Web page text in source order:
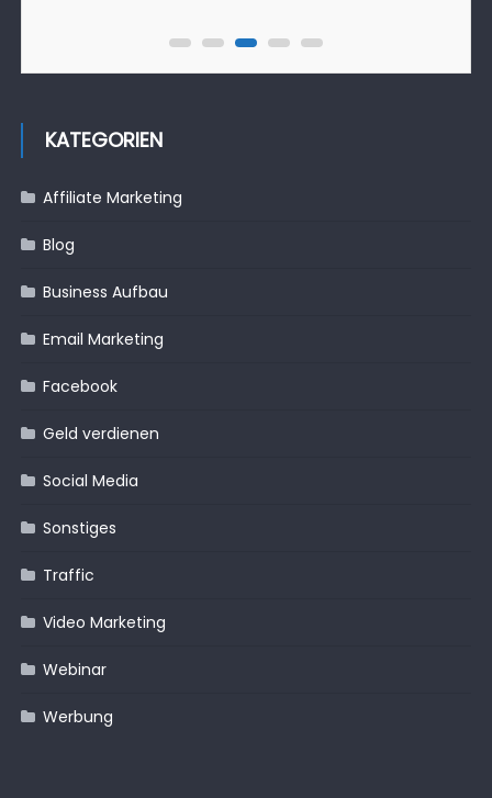
KATEGORIEN
Affiliate Marketing
Blog
Business Aufbau
Email Marketing
Facebook
Geld verdienen
Social Media
Sonstiges
Traffic
Video Marketing
Webinar
Werbung